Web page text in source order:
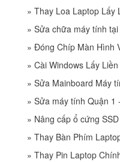
» Thay Loa Laptop Lấy
» Sửa chữa máy tính
» Đóng Chíp Màn Hình
» Cài Windows Lấy
» Sửa Mainboard Máy
» Sửa máy tính Quận 1
» Nâng cấp ổ cứng
» Thay Bàn Phím
» Thay Pin Laptop